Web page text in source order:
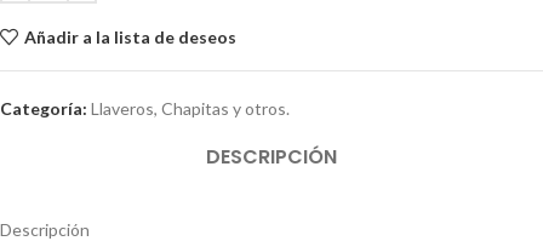
Añadir a la lista de deseos
Categoría: Llaveros, Chapitas y otros.
DESCRIPCIÓN
Descripción